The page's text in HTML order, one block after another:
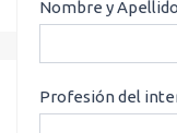
CONSULTAS
Nombre y
Profesión del